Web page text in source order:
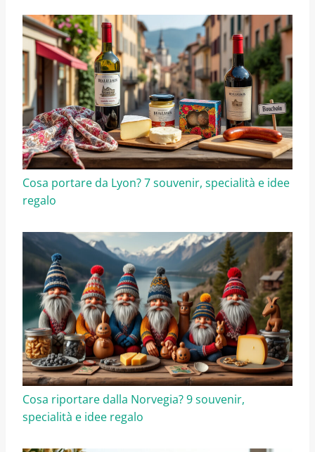
Cosa portare da Lyon? 7 souvenir, specialità e idee
regalo
Cosa riportare dalla Norvegia? 9 souvenir,
specialità e idee regalo